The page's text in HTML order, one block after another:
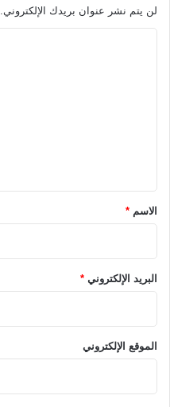
لن يتم نشر عنوان بريدك الإلكتروني.
*الاسم *
البريد الإلكتروني *
الموقع الإلكتروني